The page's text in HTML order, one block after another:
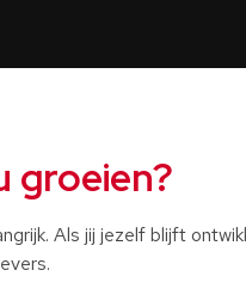
groeien?
Als jij jezelf blijft